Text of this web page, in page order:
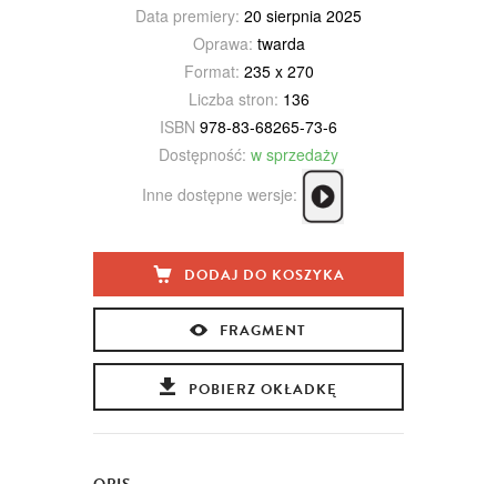
Data premiery: 20 sierpnia 2025
Oprawa: twarda
Format: 235 x 270
Liczba stron: 136
ISBN 978-83-68265-73-6
Dostępność: w sprzedaży
Inne dostępne wersje:
DODAJ DO KOSZYKA
FRAGMENT
POBIERZ OKŁADKĘ